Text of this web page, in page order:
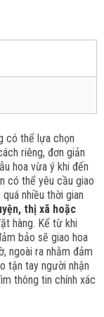
có thể lựa chọn
riêng, đơn giản
hoa vừa ý khi đến
có thể yêu cầu giao
nhiều thời gian
thị xã hoặc
hàng. Kể từ khi
bảo sẽ giao hoa
ngoài ra nhằm đảm
tận tay người nhận
thông tin chính xác